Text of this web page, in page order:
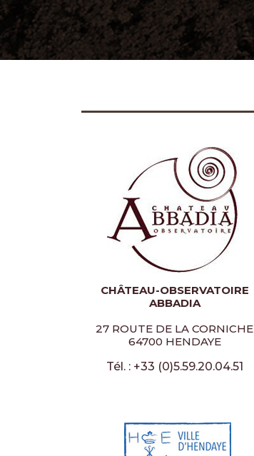
CHÂTEAU-OBSERVATOIRE
ABBADIA
27 ROUTE DE LA CORNICHE
64700 HENDAYE
Tél. : +33 (0)5.59.20.04.51